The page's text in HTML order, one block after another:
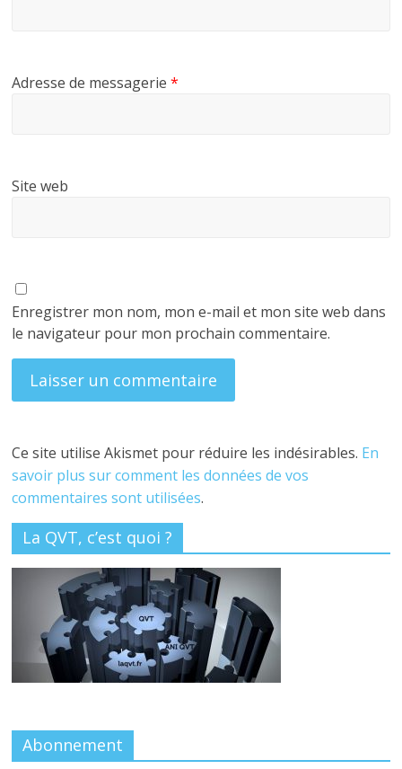
Adresse de messagerie*
Site web
Enregistrer mon nom, mon e-mail et mon site web dans
le navigateur pour mon prochain commentaire.
Ce site utilise Akismet pour réduire les indésirables. En
savoir plus sur comment les données de vos
commentaires sont utilisées.
La QVT, c’est quoi ?
Abonnement